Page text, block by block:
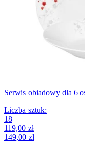
Serwis obiadowy dla 6
Liczba sztuk:
18
119,00 zł
149,00 zł